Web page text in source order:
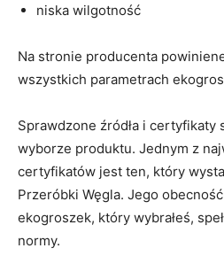
niska wilgotność
Na stronie producenta
wszystkich parametrach
Sprawdzone źródła i
wyborze produktu. Jednym z
certyfikatów jest ten, który
Przeróbki Węgla. Jego
ekogroszek, który wybrałeś,
normy.